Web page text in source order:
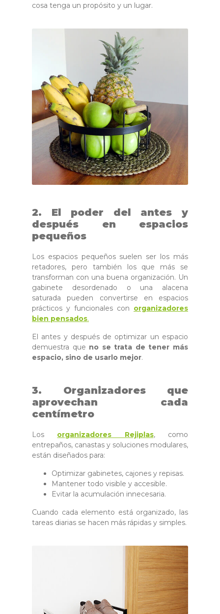
cosa tenga un propósito y un lugar.
2. El poder del antes y
después en espacios
pequeños
Los espacios pequeños suelen ser los más
retadores, pero también los que más se
transforman con una buena organización. Un
gabinete desordenado o una alacena
saturada pueden convertirse en espacios
prácticos y funcionales con organizadores
bien pensados.
El antes y después de optimizar un espacio
demuestra que no se trata de tener más
espacio, sino de usarlo mejor.
3. Organizadores que
aprovechan cada
centímetro
Los organizadores Rejiplas, como
entrepaños, canastas y soluciones modulares,
están diseñados para:
Optimizar gabinetes, cajones y repisas.
Mantener todo visible y accesible.
Evitar la acumulación innecesaria.
Cuando cada elemento está organizado, las
tareas diarias se hacen más rápidas y simples.